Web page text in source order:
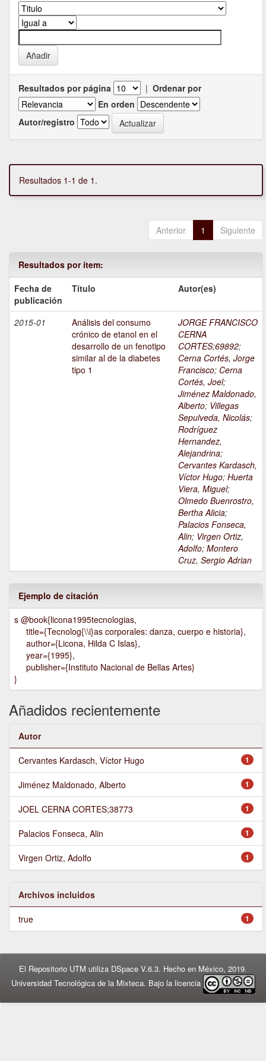
Resultados por página | Ordenar por
En orden
Autor/registro
Resultados 1-1 de 1.
Anterior 1 Siguiente
Resultados por ítem:
Fecha de
publicación
Título Autor(es)
2015-01
Análisis del consumo
crónico de etanol en el
desarrollo de un fenotipo
similar al de la diabetes
tipo 1
JORGE FRANCISCO
CERNA
CORTES;69892;
Cerna Cortés, Jorge
Francisco; Cerna
Cortés, Joel;
Jiménez Maldonado,
Alberto; Villegas
Sepulveda, Nicolás;
Rodríguez
Hernandez,
Alejandrina;
Cervantes Kardasch,
Víctor Hugo; Huerta
Viera, Miguel;
Olmedo Buenrostro,
Bertha Alicia;
Palacios Fonseca,
Alin; Virgen Ortiz,
Adolfo; Montero
Cruz, Sergio Adrian
Ejemplo de citación
s @book{licona1995tecnologias,
title={Tecnolog{\\i}as corporales: danza, cuerpo e historia},
author={Licona, Hilda C Islas},
year={1995},
publisher={Instituto Nacional de Bellas Artes}
}
Añadidos recientemente
Autor
1
Cervantes Kardasch, Víctor Hugo
1
Jiménez Maldonado, Alberto
1
JOEL CERNA CORTES;38773
1
Palacios Fonseca, Alin
1
Virgen Ortiz, Adolfo
Archivos incluidos
1
true
El Repositorio UTM utiliza DSpace V.6.3. Hecho en México, 2019.
Universidad Tecnológica de la Mixteca. Bajo la licencia